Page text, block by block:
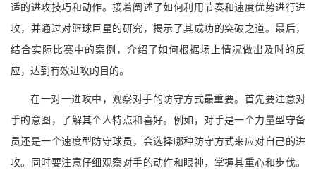
适的进攻技巧和动作。接着阐述了如何利用节奏和速度优势进行进
攻，并通过对篮球巨星的研究，揭示了其成功的突破之道。最后，
结合实际比赛中的案例，介绍了如何根据场上情况做出及时的反
应，达到有效进攻的目的。
在一对一进攻中，观察对手的防守方式最重要。首先要注意对
手的意图，了解其个人特点和喜好。例如，对手是一个力量型守备
员还是一个速度型防守球员，会选择哪种防守方式来应对自己的进
攻。同时要注意仔细观察对手的动作和眼神，掌握其重心和步伐。